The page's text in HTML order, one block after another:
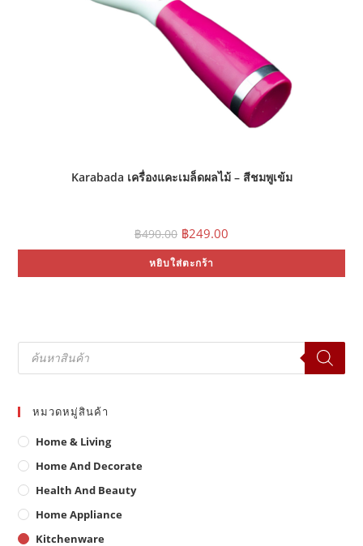
Karabada เครื่องแคะเมล็ดผลไม้ – สีชมพูเข้ม
฿490.00 Original
price
was:
฿490.00.
฿249.00
is:
หยิบใส่ตะกร้า
Products
search
หมวดหมู่สินค้า
Home & Living
Home And Decorate
Health And Beauty
Home Appliance
Kitchenware